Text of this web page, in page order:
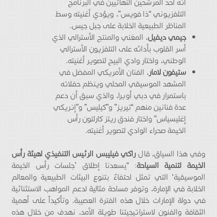
التلفزيوني “ذا فويس”، ويؤدي أغنيته وسط
المناظر الطبيعية الخلابة على جبل جيس.
جيمي ديفيل، المغني والمنتج الأسترالي الذي
أسر القلوب بأدائه على التلفزيون الأسترالي
الوطني، واختار وادي البيح لتصوير أغنيته.
ستيفون لامار، الفنان الأمريكي المفضل في
المشهد الموسيقي المحلي وينظم حفلاته
باستمرار في دبي أوبرا، والذي سبق أن دعم
عدة فنانين منهم “تيريز” و”كيليس” و”إنريكي
إغليسياس” واختار فندق ريتز كارلتون رأس
الخيمة صحراء الوادي لتصوير أغنيته.
وفي هذا السياق، قالراكي فيليبس الرئيس التنفيذي لهيئة رأس
الخيمة لتنمية السياحة: “يسعدنا إطلاق ’جلسات رأس الخيمة
الموسيقية‘ التي تمثل احتفاءً بتنوع البيئات الطبيعية والمعالم
الخلابة في الإمارة، وتوفر مساحة مثالية لدعم المواهب الاستثنائية
في دولة الإمارات خلال هذه الفترة العصيبة. وتأكيداً على أهمية
الثقافة والفنون لاستراتيجيتنا طويلة الأمد، نهدف من خلال هذه